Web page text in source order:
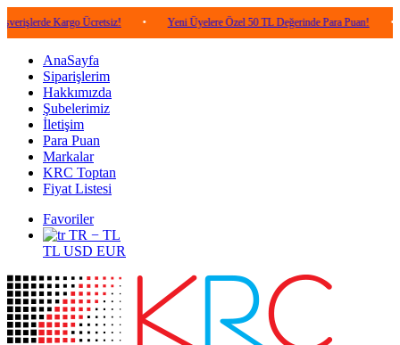
Kargo Ücretsiz! • Yeni Üyelere Özel 50 TL Değerinde Para Puan! • 5.000
AnaSayfa
Siparişlerim
Hakkımızda
Şubelerimiz
İletişim
Para Puan
Markalar
KRC Toptan
Fiyat Listesi
Favoriler
TR − TL
TL USD EUR